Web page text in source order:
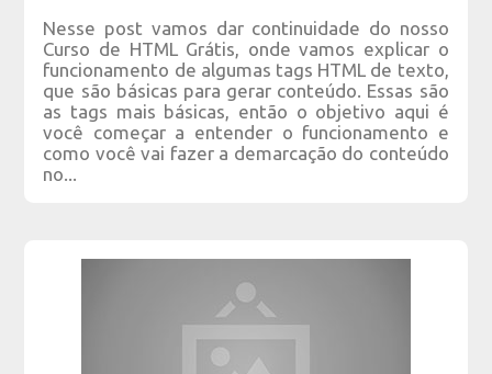
Nesse post vamos dar continuidade do nosso
Curso de HTML Grátis, onde vamos explicar o
funcionamento de algumas tags HTML de texto,
que são básicas para gerar conteúdo. Essas são
as tags mais básicas, então o objetivo aqui é
você começar a entender o funcionamento e
como você vai fazer a demarcação do conteúdo
no...